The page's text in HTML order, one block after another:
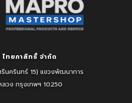
ทยภาสิทธิ์ จำกัด
นครินทร์ 15) แขวงพัฒนาการ
ลวง กรุงเทพฯ 10250